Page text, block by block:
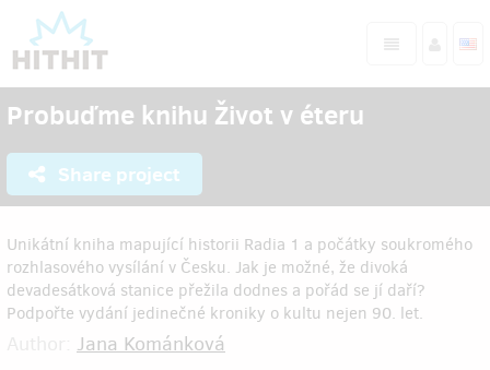
Probuďme knihu Život v éteru
Share project
Unikátní kniha mapující historii Radia 1 a počátky soukromého
rozhlasového vysílání v Česku. Jak je možné, že divoká
devadesátková stanice přežila dodnes a pořád se jí daří?
Podpořte vydání jedinečné kroniky o kultu nejen 90. let.
Jana Kománková